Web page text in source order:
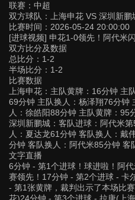
联赛： 中超
双方球队： 上海申花 VS 深圳新鹏
比赛时间： 2026-05-24 20:00:00
[进球视频] 申花1-0领先！阿代米
双方比分及数据
总比分：1-2
半场比分：1-2
比赛数据
上海申花：主队黄牌：16分钟 主
69分钟 主队换人：杨泽翔76分钟
人：徐皓阳88分钟 主队黄牌：95
深圳新鹏城：客队进球：阿代米
人：夏达龙61分钟 客队换人：戴
分钟 客队换人：阿代米85分钟 客
文字直播
6分钟 - 第1个进球！球进啦！阿
赛领先！17分钟 - 第2个进球 - 卡
- 第1张黄牌，裁判出示了本场比